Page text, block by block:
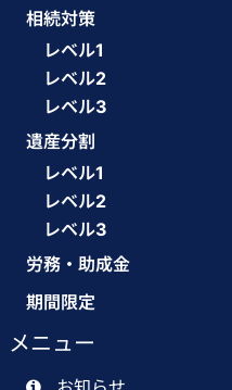
相続対策
レベル1
レベル2
レベル3
遺産分割
レベル1
レベル2
レベル3
労務・助成金
期間限定
メニュー